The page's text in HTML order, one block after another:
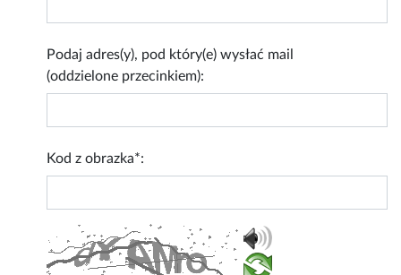
Podaj adres(y), pod który(e) wysłać mail
(oddzielone przecinkiem):
Kod z obrazka*: